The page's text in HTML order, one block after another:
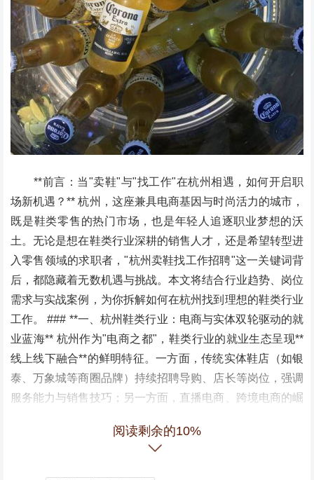
**前言：当"卖鞋"与"找工作"在杭州相遇，如何开启职
场新机遇？** 杭州，这座兼具电商基因与时尚活力的城市，
既是鞋类零售的热门市场，也是年轻人追逐职业梦想的沃
土。无论是想在鞋类行业深耕的销售人才，还是希望转型进
入零售领域的求职者，"杭州卖鞋找工作招聘"这一关键词背
后，都隐藏着无数机遇与挑战。本文将结合行业趋势、岗位
需求与实战案例，为你拆解如何在杭州找到理想的鞋类行业
工作。 ### **一、杭州鞋类行业：电商与实体双轮驱动的就
业蓝海** 杭州作为"电商之都"，鞋类行业的就业生态呈现**
线上线下融合**的鲜明特征。一方面，传统实体鞋店（如银
泰、万象城等商圈品牌）持续招聘导购、店长等岗位，强调
服务能力与销售技巧；另一方面，直播电商、跨境电商的崛
案例：某杭州本土鞋企通过抖音直播月销超500万元，其主
升30%-50%。* **关键词融入**：求职者需关注企业招聘中
阅读剩余的10%